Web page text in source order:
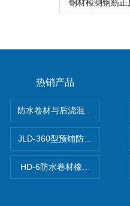
钢材检测钢筋
热销产品
防水卷材与后浇混凝土剥离强
JLD-360型预铺防水卷材抗冲
HD-6防水卷材橡胶测厚仪